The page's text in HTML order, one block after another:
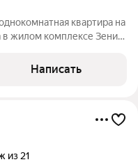
квартира на
в жилом комплексе Зенит
продается в отделке
Написать
из 21